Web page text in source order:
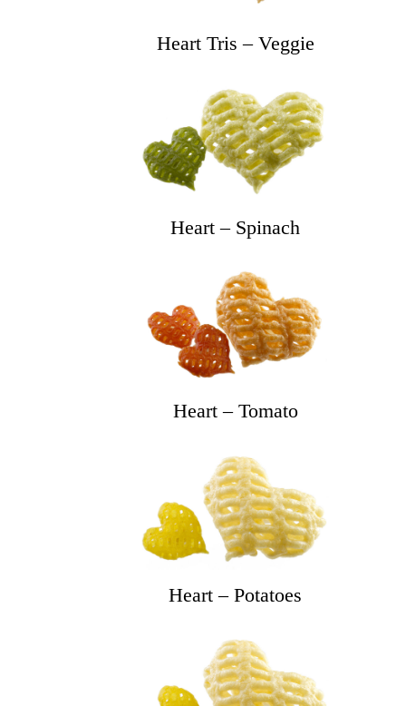
Heart Tris – Veggie
Heart – Spinach
Heart – Tomato
Heart – Potatoes